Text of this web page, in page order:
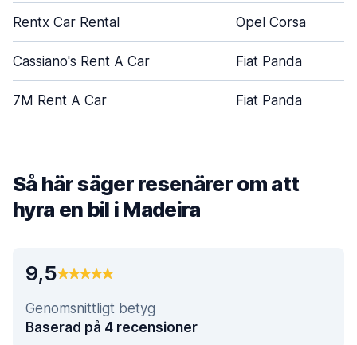
Rentx Car Rental Opel Corsa
Cassiano's Rent A Car Fiat Panda
7M Rent A Car Fiat Panda
Så här säger resenärer om att
hyra en bil i Madeira
9,5
Genomsnittligt betyg
Baserad på 4 recensioner